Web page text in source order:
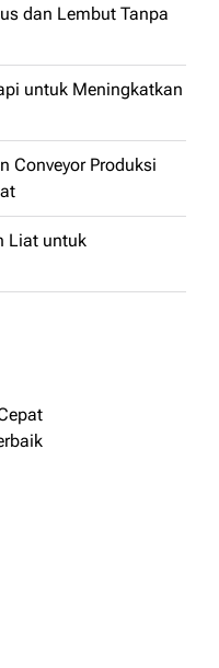
dan Lembut Tanpa
untuk Meningkatkan
Conveyor Produksi
Liat untuk